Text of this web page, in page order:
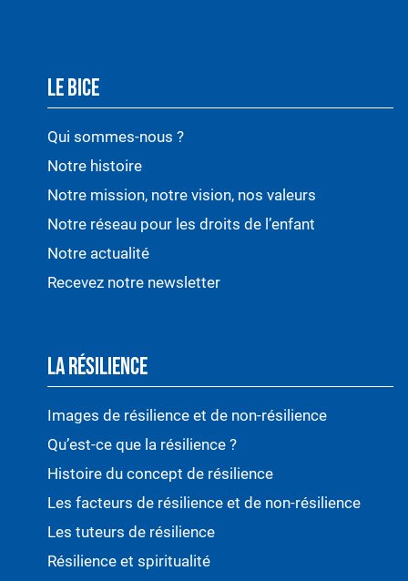
LE BICE
Qui sommes-nous ?
Notre histoire
Notre mission, notre vision, nos valeurs
Notre réseau pour les droits de l’enfant
Notre actualité
Recevez notre newsletter
LA RÉSILIENCE
Images de résilience et de non-résilience
Qu’est-ce que la résilience ?
Histoire du concept de résilience
Les facteurs de résilience et de non-résilience
Les tuteurs de résilience
Résilience et spiritualité